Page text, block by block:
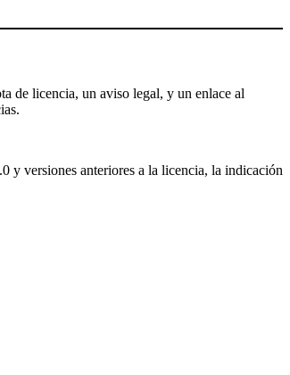
de licencia, un aviso legal, y un enlace al
y versiones anteriores a la licencia, la indicación